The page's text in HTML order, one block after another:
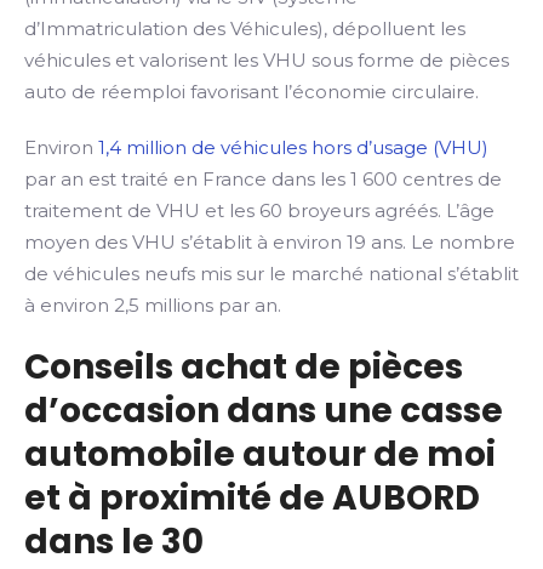
d’Immatriculation des Véhicules), dépolluent les
véhicules et valorisent les VHU sous forme de pièces
auto de réemploi favorisant l’économie circulaire.
Environ 1,4 million de véhicules hors d’usage (VHU)
par an est traité en France dans les 1 600 centres de
traitement de VHU et les 60 broyeurs agréés. L’âge
moyen des VHU s’établit à environ 19 ans. Le nombre
de véhicules neufs mis sur le marché national s’établit
à environ 2,5 millions par an.
Conseils achat de pièces
d’occasion dans une casse
automobile autour de moi
et à proximité de AUBORD
dans le 30